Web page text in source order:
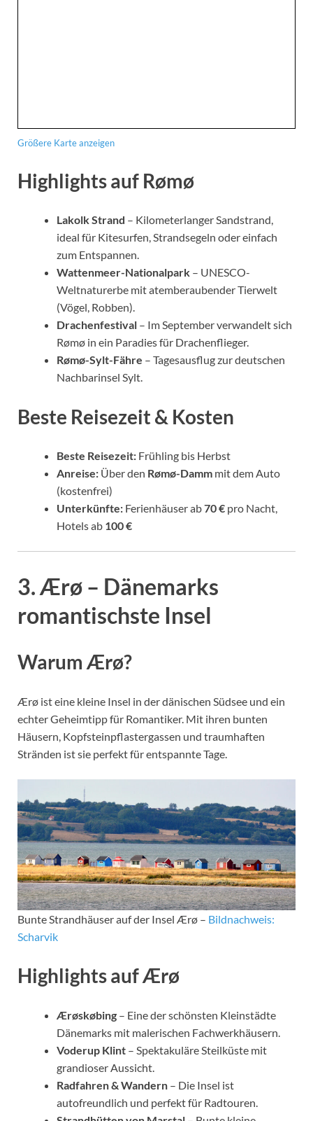
Größere Karte anzeigen
Highlights auf Rømø
Lakolk Strand – Kilometerlanger Sandstrand,
ideal für Kitesurfen, Strandsegeln oder einfach
zum Entspannen.
Wattenmeer-Nationalpark – UNESCO-
Weltnaturerbe mit atemberaubender Tierwelt
(Vögel, Robben).
Drachenfestival – Im September verwandelt sich
Rømø in ein Paradies für Drachenflieger.
Rømø-Sylt-Fähre – Tagesausflug zur deutschen
Nachbarinsel Sylt.
Beste Reisezeit & Kosten
Beste Reisezeit: Frühling bis Herbst
Anreise: Über den Rømø-Damm mit dem Auto
(kostenfrei)
Unterkünfte: Ferienhäuser ab70 € pro Nacht,
Hotels ab 100 €
3. Ærø – Dänemarks
romantischste Insel
Warum Ærø?
Ærø ist eine kleine Insel in der dänischen Südsee und ein
echter Geheimtipp für Romantiker. Mit ihren bunten
Häusern, Kopfsteinpflastergassen und traumhaften
Stränden ist sie perfekt für entspannte Tage.
Bunte Strandhäuser auf der Insel Ærø – Bildnachweis:
Scharvik
Highlights auf Ærø
Ærøskøbing – Eine der schönsten Kleinstädte
Dänemarks mit malerischen Fachwerkhäusern.
Voderup Klint – Spektakuläre Steilküste mit
grandioser Aussicht.
Radfahren & Wandern – Die Insel ist
autofreundlich und perfekt für Radtouren.